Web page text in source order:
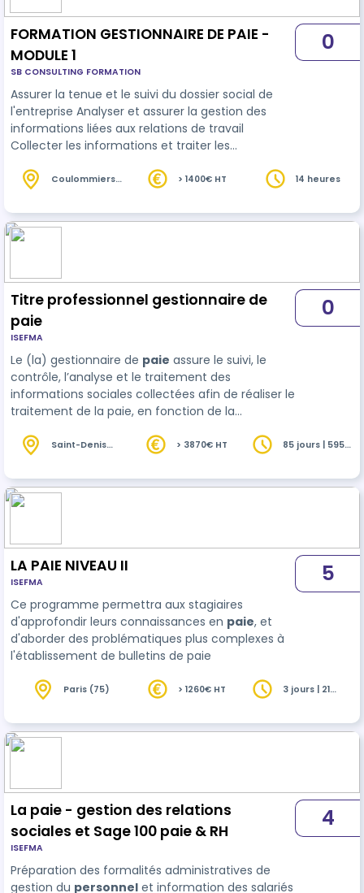
FORMATION GESTIONNAIRE DE PAIE -
MODULE 1
SB CONSULTING FORMATION
Assurer la tenue et le suivi du dossier social de
l'entreprise Analyser et assurer la gestion des
informations liées aux relations de travail
Collecter les informations et traiter les
personnel. Assurer les relations avec le
0
Coulommiers
> 1400€ HT 14 heures
Titre professionnel gestionnaire de
paie
ISEFMA
Le (la) gestionnaire de paie assure le suivi, le
contrôle, l’analyse et le traitement des
informations sociales collectées afin de réaliser le
traitement de la paie, en fonction de la
contrats de travail.
0
Saint-Denis
> 3870€ HT
85 jours | 595
LA PAIE NIVEAU II
ISEFMA
Ce programme permettra aux stagiaires
d'approfondir leurs connaissances en paie, et
d'aborder des problématiques plus complexes à
l'établissement de bulletins de paie
5
Paris (75) > 1260€ HT
3 jours | 21
La paie - gestion des relations
sociales et Sage 100 paie & RH
ISEFMA
Préparation des formalités administratives de
gestion du personnel et information des salariés
4